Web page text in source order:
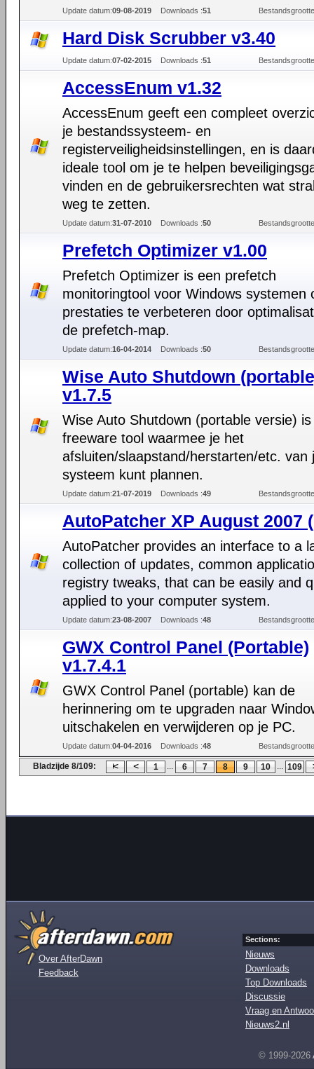
Update datum:09-08-2019 Downloads :51
Hard Disk Scrubber v3.40
Update datum:07-02-2015 Downloads :51
AccessEnum v1.32
AccessEnum geeft een compleet
je bestandssysteem- en
registerveiligheidsinstellingen, en is
ideale tool om je te helpen
vinden en de gebruikersrechten wat
weg te zetten.
Update datum:31-07-2010 Downloads :50
Prefetch Optimizer v1.00
Prefetch Optimizer is een prefetch
monitoringtool voor Windows systemen
prestaties te verbeteren door
de prefetch-map.
Update datum:16-04-2014 Downloads :50
Wise Auto Shutdown
v1.7.5
Wise Auto Shutdown (portable versie)
freeware tool waarmee je het
afsluiten/slaapstand/herstarten/etc. van
systeem kunt plannen.
Update datum:21-07-2019 Downloads :49
AutoPatcher XP August 2007
AutoPatcher provides an interface to a
collection of updates, common
registry tweaks, that can be easily and
applied to your computer system.
Update datum:23-08-2007 Downloads :48
GWX Control Panel (Portable)
v1.7.4.1
GWX Control Panel (portable) kan de
herinnering om te upgraden naar
uitschakelen en verwijderen op je PC.
Update datum:04-04-2016 Downloads :48
Bladzijde 8/109: 1 ... 6 7 8 9 10 ... 109
Over AfterDawn
Feedback
Sections:
Nieuws
Downloads
Top Downloads
Discussie
Vraag en
Nieuws2.nl
© 1999-2026